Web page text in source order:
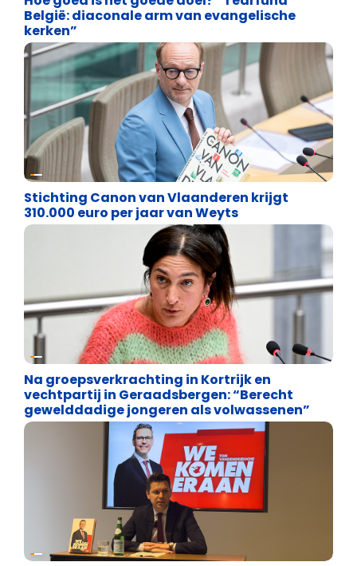
België: diaconale arm van evangelische
kerken”
Binnenland politiek
Stichting Canon van Vlaanderen krijgt
310.000 euro per jaar van Weyts
Binnenland politiek
Na groepsverkrachting in Kortrijk en
vechtpartij in Geraadsbergen: “Berecht
gewelddadige jongeren als volwassenen”
Verkiezingen 2024